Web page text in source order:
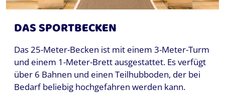
DAS SPORTBECKEN
Das 25-Meter-Becken ist mit einem 3-Meter-Turm
und einem 1-Meter-Brett ausgestattet. Es verfügt
über 6 Bahnen und einen Teilhubboden, der bei
Bedarf beliebig hochgefahren werden kann.